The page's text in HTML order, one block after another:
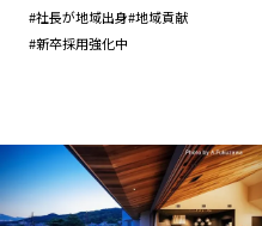
#社長が地域出身#地域貢献
#新卒採用強化中